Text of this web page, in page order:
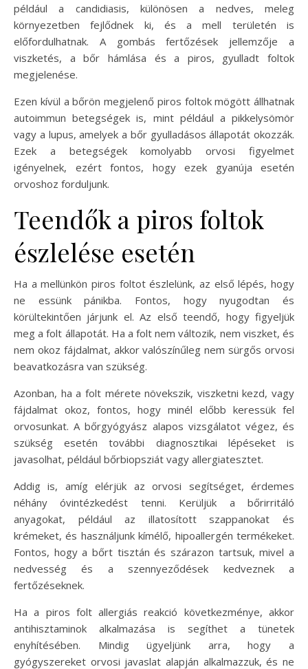
például a candidiasis, különösen a nedves, meleg
környezetben fejlődnek ki, és a mell területén is
előfordulhatnak. A gombás fertőzések jellemzője a
viszketés, a bőr hámlása és a piros, gyulladt foltok
megjelenése.
Ezen kívül a bőrön megjelenő piros foltok mögött állhatnak
autoimmun betegségek is, mint például a pikkelysömör
vagy a lupus, amelyek a bőr gyulladásos állapotát okozzák.
Ezek a betegségek komolyabb orvosi figyelmet
igényelnek, ezért fontos, hogy ezek gyanúja esetén
orvoshoz forduljunk.
Teendők a piros foltok
észlelése esetén
Ha a mellünkön piros foltot észlelünk, az első lépés, hogy
ne essünk pánikba. Fontos, hogy nyugodtan és
körültekintően járjunk el. Az első teendő, hogy figyeljük
meg a folt állapotát. Ha a folt nem változik, nem viszket, és
nem okoz fájdalmat, akkor valószínűleg nem sürgős orvosi
beavatkozásra van szükség.
Azonban, ha a folt mérete növekszik, viszketni kezd, vagy
fájdalmat okoz, fontos, hogy minél előbb keressük fel
orvosunkat. A bőrgyógyász alapos vizsgálatot végez, és
szükség esetén további diagnosztikai lépéseket is
javasolhat, például bőrbiopsziát vagy allergiatesztet.
Addig is, amíg elérjük az orvosi segítséget, érdemes
néhány óvintézkedést tenni. Kerüljük a bőrirritáló
anyagokat, például az illatosított szappanokat és
krémeket, és használjunk kímélő, hipoallergén termékeket.
Fontos, hogy a bőrt tisztán és szárazon tartsuk, mivel a
nedvesség és a szennyeződések kedveznek a
fertőzéseknek.
Ha a piros folt allergiás reakció következménye, akkor
antihisztaminok alkalmazása is segíthet a tünetek
enyhítésében. Mindig ügyeljünk arra, hogy a
gyógyszereket orvosi javaslat alapján alkalmazzuk, és ne